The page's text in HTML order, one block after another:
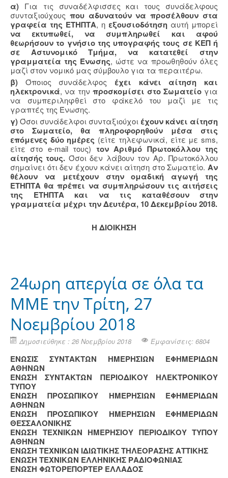
α) Για τις συναδέλφισσες και τους συνάδελφους
συνταξιούχους που αδυνατούν να προσέλθουν στα
γραφεία της ΕΤΗΠΤΑ, η εξουσιοδότηση αυτή μπορεί
να εκτυπωθεί, να συμπληρωθεί και αφού
θεωρήσουν το γνήσιο της υπογραφής τους σε ΚΕΠ ή
σε Αστυνομικό Τμήμα, να κατατεθεί στην
γραμματεία της Ένωσης, ώστε να προωθηθούν όλες
μαζί στον νομικό μας σύμβουλο για τα περαιτέρω.
β) Όποιος συνάδελφος έχει κάνει αίτηση και
ηλεκτρονικά, να την προσκομίσει στο Σωματείο για
να συμπεριληφθεί στο φάκελό του μαζί με τις
γραπτές της Ένωσης.
γ)Όσοι συνάδελφοι συνταξιούχοι έχουν κάνει αίτηση
στο Σωματείο, θα πληροφορηθούν μέσα στις
επόμενες δύο ημέρες (είτε τηλεφωνικά, είτε με sms,
είτε στο e-mail τους) τον Αριθμό Πρωτοκόλλου της
αίτησής τους. Όσοι δεν λάβουν τον Αρ. Πρωτοκόλλου
σημαίνει ότι δεν έχουν κάνει αίτηση στο Σωματείο. Αν
θέλουν να μετέχουν στην ομαδική αγωγή της
ΕΤΗΠΤΑ θα πρέπει να συμπληρώσουν τις αιτήσεις
της ΕΤΗΠΤΑ και να τις καταθέσουν στην
γραμματεία μέχρι την Δευτέρα, 10 Δεκεμβρίου 2018.
Η ΔΙΟΙΚΗΣΗ
24ωρη απεργία σε όλα τα
ΜΜΕ την Τρίτη, 27
Νοεμβρίου 2018
Δημοσιεύθηκε : 26 Νοεμβρίου 2018 Εμφανίσεις: 6804
ΕΝΩΣΙΣ ΣΥΝΤΑΚΤΩΝ ΗΜΕΡΗΣΙΩΝ ΕΦΗΜΕΡΙΔΩΝ
ΑΘΗΝΩΝ
ΕΝΩΣΗ ΣΥΝΤΑΚΤΩΝ ΠΕΡΙΟΔΙΚΟΥ ΗΛΕΚΤΡΟΝΙΚΟΥ
ΤΥΠΟΥ
ΕΝΩΣΗ ΠΡΟΣΩΠΙΚΟΥ ΗΜΕΡΗΣΙΩΝ ΕΦΗΜΕΡΙΔΩΝ
ΑΘΗΝΩΝ
ΕΝΩΣΗ ΠΡΟΣΩΠΙΚΟΥ ΗΜΕΡΗΣΙΩΝ ΕΦΗΜΕΡΙΔΩΝ
ΘΕΣΣΑΛΟΝΙΚΗΣ
ΕΝΩΣΗ ΤΕΧΝΙΚΩΝ ΗΜΕΡΗΣΙΟΥ ΠΕΡΙΟΔΙΚΟΥ ΤΥΠΟΥ
ΑΘΗΝΩΝ
ΕΝΩΣΗ ΤΕΧΝΙΚΩΝ ΙΔΙΩΤΙΚΗΣ ΤΗΛΕΟΡΑΣΗΣ ΑΤΤΙΚΗΣ
ENΩΣΗ ΤΕΧΝΙΚΩΝ ΕΛΛΗΝΙΚΗΣ ΡΑΔΙΟΦΩΝΙΑΣ
ΕΝΩΣΗ ΦΩΤΟΡΕΠΟΡΤΕΡ ΕΛΛΑΔΟΣ